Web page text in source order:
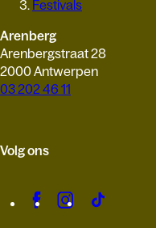
Festivals
Arenberg
Arenbergstraat 28
2000 Antwerpen
03 202 46 11
Volg ons